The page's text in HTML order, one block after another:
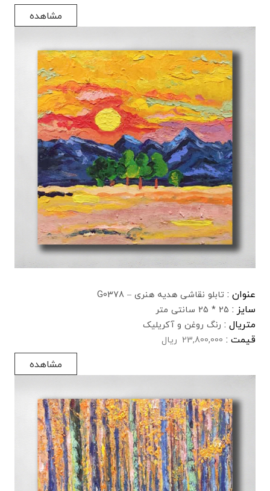
مشاهده
عنوان : تابلو نقاشی هدیه هنری – G0378
سایز : 25 * 25 سانتی متر
متریال : رنگ روغن و آکریلیک
قیمت : 23,800,000 ریال
مشاهده